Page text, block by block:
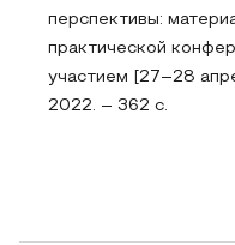
перспективы:
практической
участием [27–28
2022. – 362 с.